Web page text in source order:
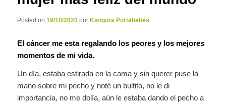
Posted on19/10/2020 por Kangura Portabebés
El cáncer me esta regalando los peores y los mejores
momentos de mi vida.
Un día, estaba estirada en la cama y sin querer puse la
mano sobre mi pecho y noté un bultito, no le di
importancia, no me dolía, aún le estaba dando el pecho a